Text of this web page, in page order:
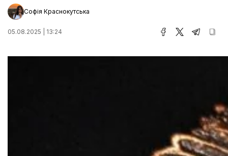
Спецпроєкти
Slow news
Софія Краснокутська
05.08.2025 | 13:24